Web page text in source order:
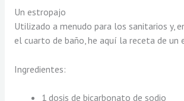
Un estropajo
Utilizado a menudo para los sanitarios y,
el cuarto de baño, he aquí la receta de un
Ingredientes:
1 dosis de bicarbonato de sodio